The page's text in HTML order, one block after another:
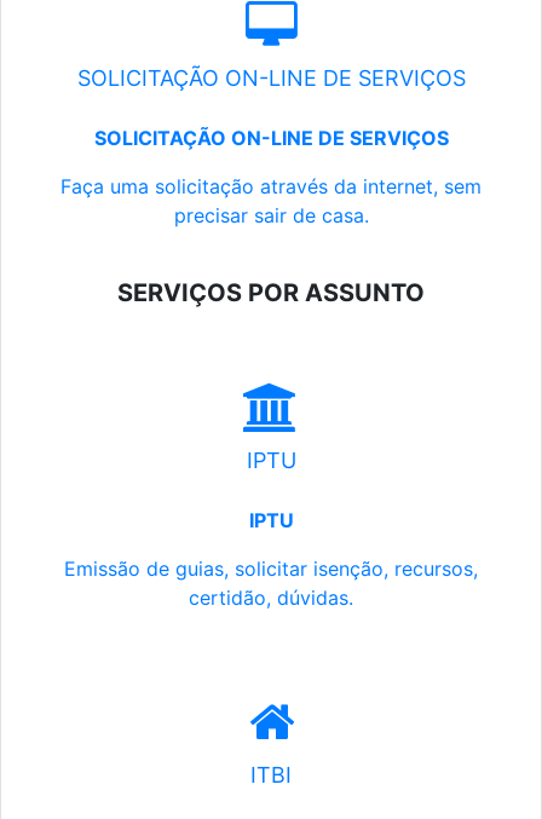
SOLICITAÇÃO ON-LINE DE SERVIÇOS
SOLICITAÇÃO ON-LINE DE SERVIÇOS
Faça uma solicitação através da internet, sem
precisar sair de casa.
SERVIÇOS POR ASSUNTO
IPTU
IPTU
Emissão de guias, solicitar isenção, recursos,
certidão, dúvidas.
ITBI